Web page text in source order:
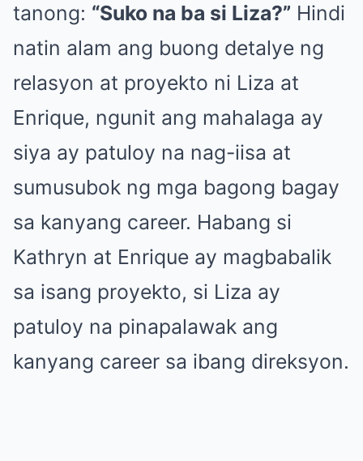
tanong: “Suko na ba si Liza?” Hindi
natin alam ang buong detalye ng
relasyon at proyekto ni Liza at
Enrique, ngunit ang mahalaga ay
siya ay patuloy na nag-iisa at
sumusubok ng mga bagong bagay
sa kanyang career. Habang si
Kathryn at Enrique ay magbabalik
sa isang proyekto, si Liza ay
patuloy na pinapalawak ang
kanyang career sa ibang direksyon.